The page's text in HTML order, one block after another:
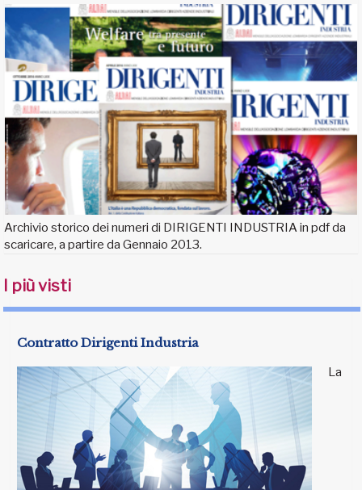
Archivio storico dei numeri di DIRIGENTI INDUSTRIA in pdf da
scaricare, a partire da Gennaio 2013.
I più visti
Contratto Dirigenti Industria
La